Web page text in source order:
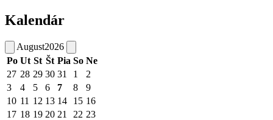
Kalendár
August2026
Po Ut St Št Pia So Ne
27 28 29 30 31 1
2
3
4 5 6 7 8
9
10 11 12 13 14 15 16
17 18 19 20 21 22 23